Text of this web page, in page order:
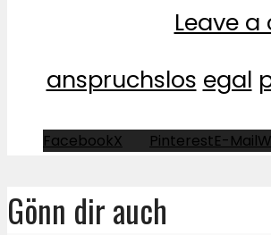
Leave
anspruchslos egal
FacebookX PinterestE-Mail
Gönn dir auch